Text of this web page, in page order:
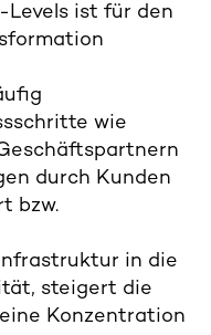
Levels ist für den
wie
durch Kunden
bzw.
in die
steigert die
Konzentration